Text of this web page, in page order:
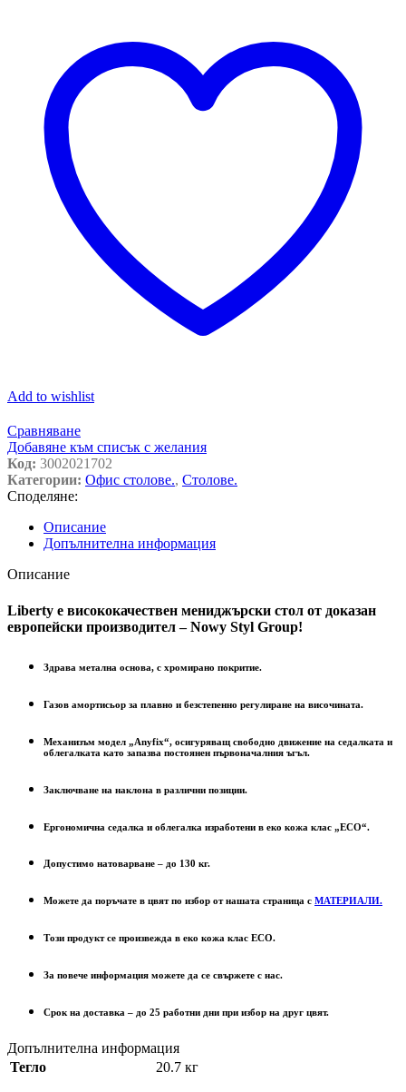
Add to wishlist
Сравняване
Добавяне към списък с желания
Код: 3002021702
Категории: Офис столове., Столове.
Споделяне:
Описание
Допълнителна информация
Описание
Liberty e висококачествен мениджърски стол от доказан
европейски производител – Nowy Styl Group!
Здрава метална основа, с хромирано покритие.
Газов амортисьор за плавно и безстепенно регулиране на височината.
Механизъм модел „Anyfix“, осигуряващ свободно движение на седалката и
облегалката като запазва постоянен първоначалния ъгъл.
Заключване на наклона в различни позиции.
Ергономична седалка и облегалка изработени в еко кожа клас „ECO“.
Допустимо натоварване – до 130 кг.
Можете да поръчате в цвят по избор от нашата страница с МАТЕРИАЛИ.
Този продукт се произвежда в еко кожа клас ECO.
За повече информация можете да се свържете с нас.
Срок на доставка – до 25 работни дни при избор на друг цвят.
Допълнителна информация
Тегло
20.7 кг